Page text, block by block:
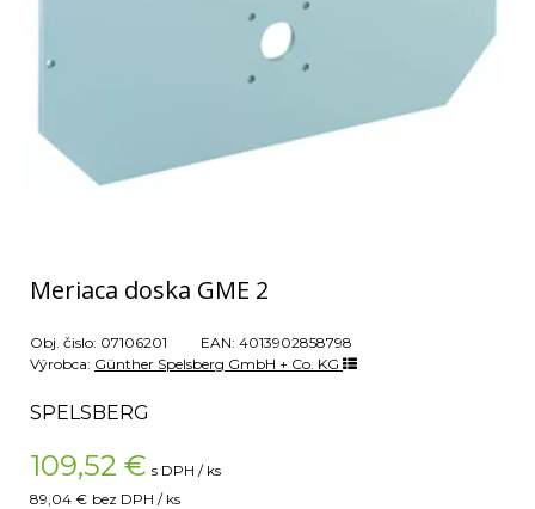
Meriaca doska GME 2
Obj. čislo: 07106201 EAN: 4013902858798
Výrobca: Günther Spelsberg GmbH + Co. KG
SPELSBERG
109,52 € s DPH / ks
89,04 € bez DPH / ks